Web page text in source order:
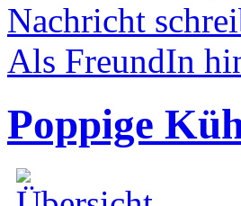
Nachricht
Als FreundIn
Poppige